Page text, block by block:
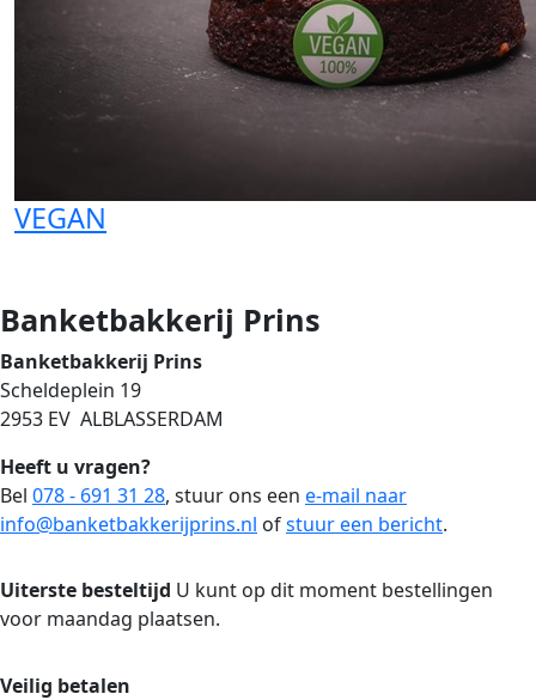
VEGAN
Banketbakkerij Prins
Banketbakkerij Prins
Scheldeplein 19
2953 EV ALBLASSERDAM
Heeft u vragen?
Bel 078 - 691 31 28, stuur ons een e-mail naar
info@banketbakkerijprins.nl ofstuur een bericht.
Uiterste besteltijd U kunt op dit moment bestellingen
voor maandag plaatsen.
Veilig betalen